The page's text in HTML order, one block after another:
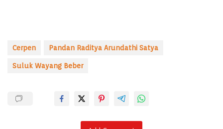
Cerpen Pandan Raditya Arundathi Satya
Suluk Wayang Beber